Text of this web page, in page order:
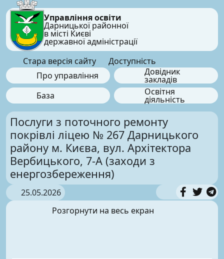
Управління освіти
Дарницької районної
в місті Києві
державної адміністрації
Стара версія сайту
Доступність
Про управління
Довідник
закладів
База
Освітня
діяльність
Послуги з поточного ремонту
покрівлі ліцею № 267 Дарницького
району м. Києва, вул. Архітектора
Вербицького, 7-А (заходи з
енергозбереження)
25.05.2026
Розгорнути на весь екран